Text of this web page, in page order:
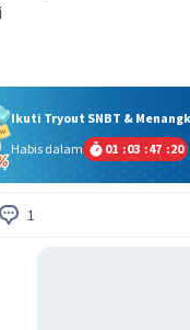
Ikuti Tryout SNBT &
Habis dalam
01 :03 :47 :19
1